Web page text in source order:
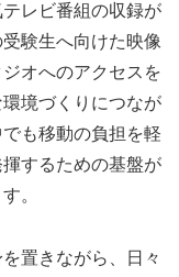
レビ番組の収録が
験生へ向けた映像
オへのアクセスを
境づくりにつなが
も移動の負担を軽
するための基盤が
。
置きながら、日々